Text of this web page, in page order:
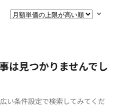
は見つかりませんでし
い条件設定で検索してみてくだ